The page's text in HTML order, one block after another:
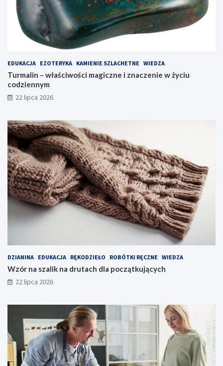
EDUKACJA EZOTERYKA KAMIENIE SZLACHETNE WIEDZA
Turmalin – właściwości magiczne i znaczenie w życiu
codziennym
22 lipca 2026
DZIANINA EDUKACJA RĘKODZIEŁO ROBÓTKI RĘCZNE WIEDZA
Wzór na szalik na drutach dla początkujących
22 lipca 2026